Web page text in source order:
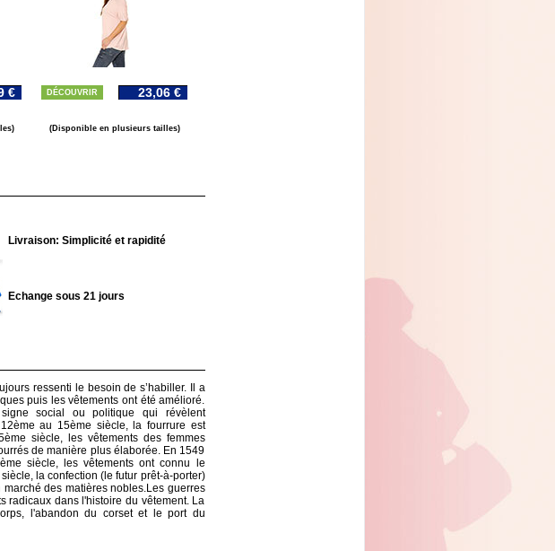
€ DÉCOUVRIR 23,06 €
(Disponible en plusieurs tailles)
Livraison: Simplicité et rapidité
Echange sous 21 jours
ressenti le besoin de s’habiller. Il a
puis les vêtements ont été amélioré.
social ou politique qui révèlent
au 15ème siècle, la fourrure est
siècle, les vêtements des femmes
de manière plus élaborée. En 1549
siècle, les vêtements ont connu le
la confection (le futur prêt-à-porter)
des matières nobles.Les guerres
radicaux dans l'histoire du vêtement. La
l'abandon du corset et le port du